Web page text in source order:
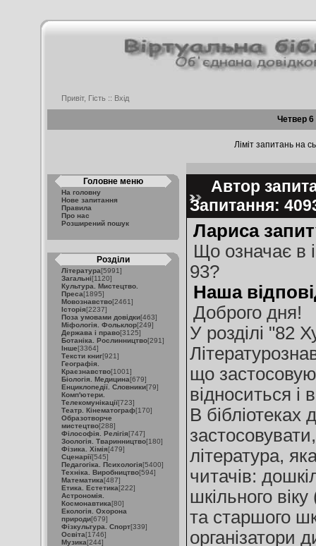
Привіт, Гість :: Вхід
Четвер
Ліміт запитань на
Головне меню
На головну
Нове запитання
Правила
Про нас
Розширений пошук
Розділи
Література[5991]
Загальні[1120]
Культура. Мистецтво.
Преса[1895]
Мовознавство[2461]
Історія[2237]
Поза умовами довідки[463]
Міфологія. Фольклор[249]
Держава і право[3125]
Ботаніка. Рослинництво[291]
Інше[3364]
Тексти книг[921]
Географія.
Краєзнавство[1001]
Біологія. Медицина[679]
Енциклопедії. Словники[79]
Комп'ютери.
Телекомунікації[723]
Театр. Кінематограф[170]
Образотворче
мистецтво[288]
Філософія. Релігія[747]
Зоологія. Тваринництво[180]
Фізика. Хімія[479]
Сценарії[545]
Педагогіка. Психологія[5400]
Техніка. Виробництво[594]
Математика[487]
Етика. Естетика[222]
Астрономія.
Космонавтика[80]
Екологія. Охорона
природи[679]
Фізкультура. Спорт[339]
Освіта[1746]
Музика[244]
Автор
Запитання:
Лариса
Що означає в
93?
Наша
Доброго дня!
У розділі "82
що
відноситься і
В
література,
читачів:
шкільного
та старшого
організатори